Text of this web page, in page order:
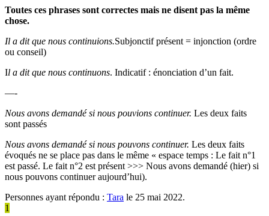
Toutes ces phrases sont correctes mais ne disent pas la même
chose.
Il a dit que nous continuions.Subjonctif présent = injonction (ordre
ou conseil)
Il a dit que nous continuons. Indicatif : énonciation d’un fait.
—-
Nous avons demandé si nous pouvions continuer. Les deux faits
sont passés
Nous avons demandé si nous pouvons continuer. Les deux faits
évoqués ne se place pas dans le même « espace temps : Le fait n°1
est passé. Le fait n°2 est présent >>> Nous avons demandé (hier) si
nous pouvons continuer aujourd’hui).
Personnes ayant répondu : Tara le 25 mai 2022.
1